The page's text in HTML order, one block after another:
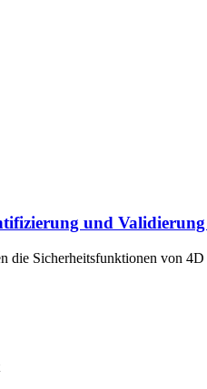
und
die Sicherheitsfunktionen von